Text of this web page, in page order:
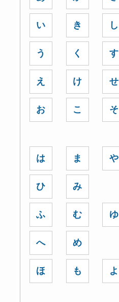
い
う
え
お
き
く
け
こ
し
す
せ
そ
は
ひ
ふ
へ
ほ
ま
み
む
め
も
や
ゆ
よ